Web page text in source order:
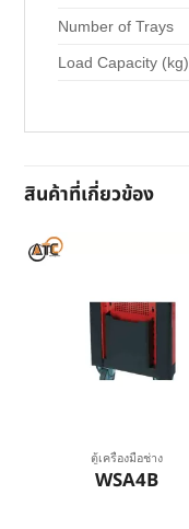
Number of Trays
Load Capacity (kg)
สินค้าที่เกี่ยวข้อง
ตู้เครื่องมือช่าง
WSA4B